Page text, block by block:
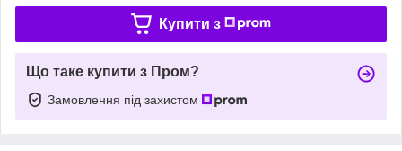
Купити з
Що таке купити з Пром?
Замовлення під захистом